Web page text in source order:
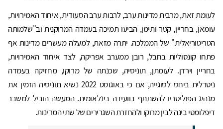
לעומת זאת, מרבית מדינות ערב, לרבות ערב הסעודית, איחוד האמירויות,
עומאן, בחריין, קטר ותימן, הביעו תמיכה בעמדה המרוקנית וב"שלמותה
הטריטוריאלית" של הממלכה. יתרה מזאת, למעלה מעשרים מדינות אף
פתחו קונסוליות בחבל, רובן ממערב אפריקה, לצד איחוד האמירויות,
בחריין וירדן. לעומתן, תוניסיה, שכנתה של מרוקו, מחזיקה בעמדה
ניטרלית ביחס לסוגייה, אם כי באוגוסט 2022 נשיא תוניסיה הזמין את
מנהיג הפוליסריו להשתתף בוועידה בינלאומית. המעשה הוביל למשבר
דיפלומטי בינה לבין מרוקו ולהחזרת השגרירים של שתי המדינות.